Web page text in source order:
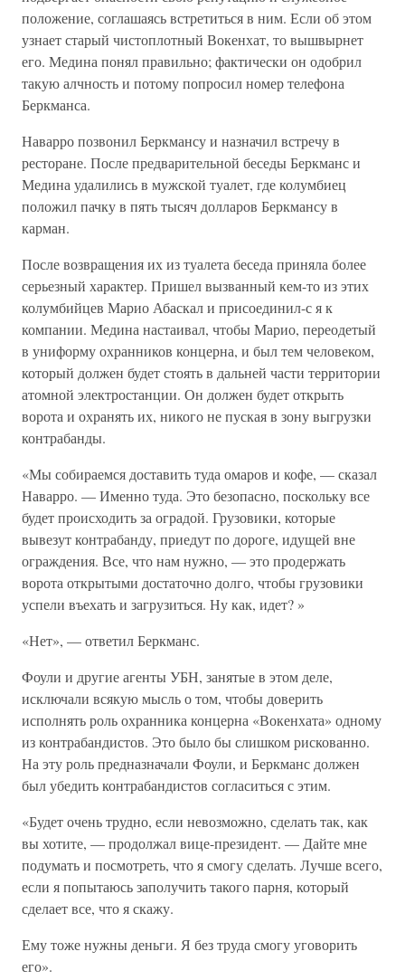
положение, соглашаясь встретиться в ним. Если об этом
узнает старый чистоплотный Вокенхат, то вышвырнет
его. Медина понял правильно; фактически он одобрил
такую алчность и потому попросил номер телефона
Беркманса.
Наварро позвонил Беркмансу и назначил встречу в
ресторане. После предварительной беседы Беркманс и
Медина удалились в мужской туалет, где колумбиец
положил пачку в пять тысяч долларов Беркмансу в
карман.
После возвращения их из туалета беседа приняла более
серьезный характер. Пришел вызванный кем-то из этих
колумбийцев Марио Абаскал и присоединил-с я к
компании. Медина настаивал, чтобы Марио, переодетый
в униформу охранников концерна, и был тем человеком,
который должен будет стоять в дальней части территории
атомной электростанции. Он должен будет открыть
ворота и охранять их, никого не пуская в зону выгрузки
контрабанды.
«Мы собираемся доставить туда омаров и кофе, — сказал
Наварро. — Именно туда. Это безопасно, поскольку все
будет происходить за оградой. Грузовики, которые
вывезут контрабанду, приедут по дороге, идущей вне
ограждения. Все, что нам нужно, — это продержать
ворота открытыми достаточно долго, чтобы грузовики
успели въехать и загрузиться. Ну как, идет? »
«Нет», — ответил Беркманс.
Фоули и другие агенты УБН, занятые в этом деле,
исключали всякую мысль о том, чтобы доверить
исполнять роль охранника концерна «Вокенхата» одному
из контрабандистов. Это было бы слишком рискованно.
На эту роль предназначали Фоули, и Беркманс должен
был убедить контрабандистов согласиться с этим.
«Будет очень трудно, если невозможно, сделать так, как
вы хотите, — продолжал вице-президент. — Дайте мне
подумать и посмотреть, что я смогу сделать. Лучше всего,
если я попытаюсь заполучить такого парня, который
сделает все, что я скажу.
Ему тоже нужны деньги. Я без труда смогу уговорить
его».